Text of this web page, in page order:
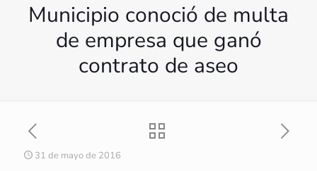
Municipio conoció de multa
de empresa que ganó
contrato de aseo
31 de mayo de 2016